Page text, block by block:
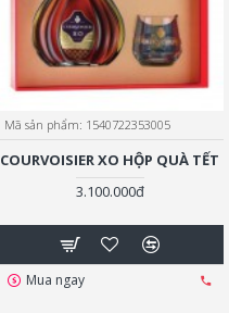
Mã sản phẩm: 1540722353005
COURVOISIER XO HỘP QUÀ TẾT
3.100.000đ
Mua ngay